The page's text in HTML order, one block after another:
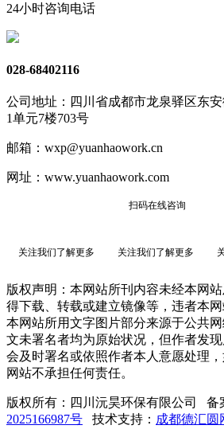
24小时咨询电话
028-68402116
公司地址：四川省成都市龙泉驿区东
1单元7楼703号
邮箱：wxp@yuanhaowork.cn
网址：www.yuanhaowork.com
扫码在线咨询
关注我们了解更多 关注我们了解更多
版权声明：本网站所刊内容未经本网
得下载、转载或建立镜像等，违者本网
本网站所用文字图片部分来源于公共
文未署名者均为原始状况，但作者发
会及时署名或依照作者本人意愿处理
网站不承担任何责任。
版权所有：四川沅昊环保有限公司 备
2025166987号 技术支持： 成都德汇圆